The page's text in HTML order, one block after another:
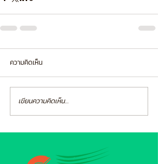
ความคิดเห็น
เขียนความคิดเห็น…